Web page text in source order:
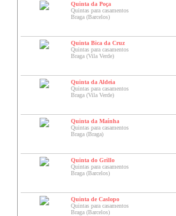
Quinta da Poça
Quintas para casamentos
Braga (Barcelos)
Quinta Bica da Cruz
Quintas para casamentos
Braga (Vila Verde)
Quinta da Aldeia
Quintas para casamentos
Braga (Vila Verde)
Quinta da Maínha
Quintas para casamentos
Braga (Braga)
Quinta do Grillo
Quintas para casamentos
Braga (Barcelos)
Quinta de Caslopo
Quintas para casamentos
Braga (Barcelos)